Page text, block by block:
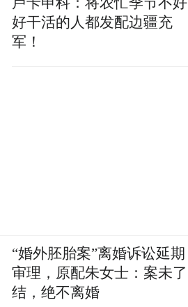
好干活的人都发配边疆充
军！
“婚外胚胎案”离婚诉讼延期
审理，原配朱女士：案未了
结，绝不离婚